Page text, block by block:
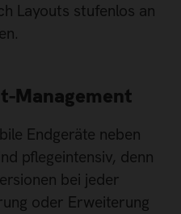
Layouts stufenlos an
Management
Endgeräte neben
pflegeintensiv, denn
bei jeder
oder Erweiterung